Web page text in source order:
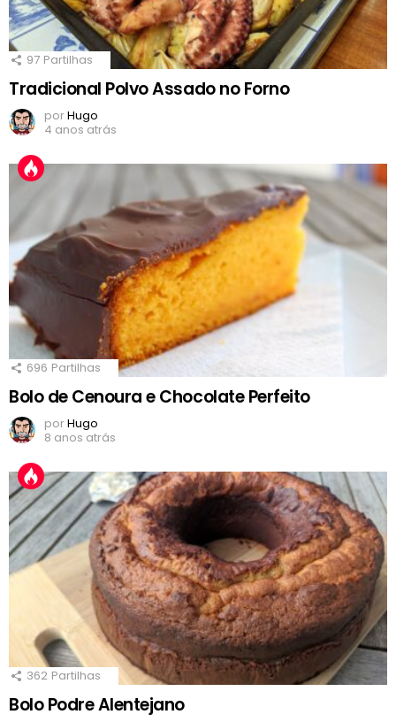
97 Partilhas
Tradicional Polvo Assado no Forno
porHugo
4 anos atrás
696 Partilhas
Bolo de Cenoura e Chocolate Perfeito
porHugo
8 anos atrás
362 Partilhas
Bolo Podre Alentejano